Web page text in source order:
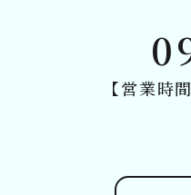
【営業